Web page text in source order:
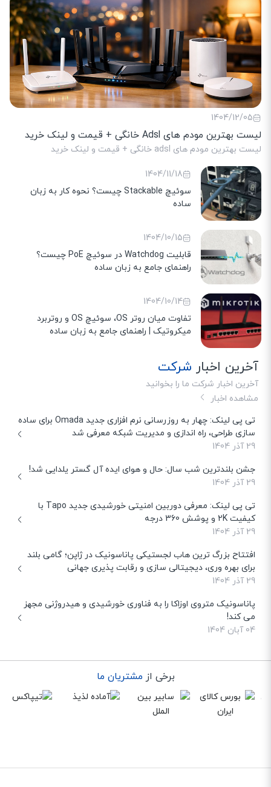
1404/12/05
لیست بهترین مودم های Adsl خانگی + قیمت و لینک خرید
لیست بهترین مودم های adsl خانگی + قیمت و لینک خرید
1404/11/18
سوئیچ Stackable چیست؟ نحوه کار به زبان
ساده
1404/10/15
قابلیت Watchdog در سوئیچ PoE چیست؟
راهنمای جامع به زبان ساده
1404/10/14
تفاوت میان روتر OS، سوئیچ OS و روتربرد
میکروتیک | راهنمای جامع به زبان ساده
آخرین اخبار شرکت
آخرین اخبار شرکت ما را بخوانید
مشاهده اخبار
تی پی لینک: چهار به روزرسانی نرم افزاری جدید Omada برای ساده
سازی طراحی، راه اندازی و مدیریت شبکه معرفی شد
29 آذر 1404
جشن بلندترین شب سال: حال و هوای ایده آل گستر یلدایی شد!
29 آذر 1404
تی پی لینک: معرفی دوربین امنیتی خورشیدی جدید Tapo با
کیفیت 2K و پوشش 360 درجه
29 آذر 1404
افتتاح بزرگ ترین هاب لجستیکی پاناسونیک در ژاپن؛ گامی بلند
برای بهره وری، دیجیتالی سازی و رقابت پذیری جهانی
29 آذر 1404
پاناسونیک متروی اوزاکا را به فناوری خورشیدی و هیدروژنی مجهز
می کند!
04 آبان 1404
برخی از مشتریان ما